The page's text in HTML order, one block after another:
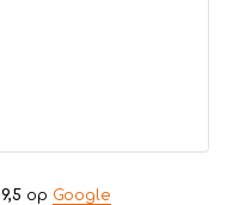
9,5op Google